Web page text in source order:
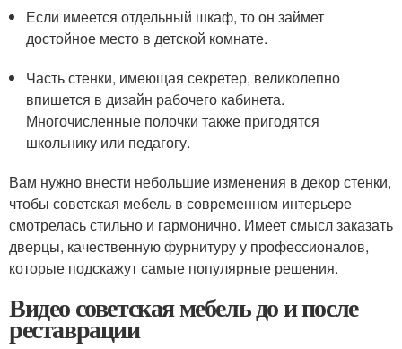
Если имеется отдельный шкаф, то он займет
достойное место в детской комнате.
Часть стенки, имеющая секретер, великолепно
впишется в дизайн рабочего кабинета.
Многочисленные полочки также пригодятся
школьнику или педагогу.
Вам нужно внести небольшие изменения в декор стенки,
чтобы советская мебель в современном интерьере
смотрелась стильно и гармонично. Имеет смысл заказать
дверцы, качественную фурнитуру у профессионалов,
которые подскажут самые популярные решения.
Видео советская мебель до и после
реставрации